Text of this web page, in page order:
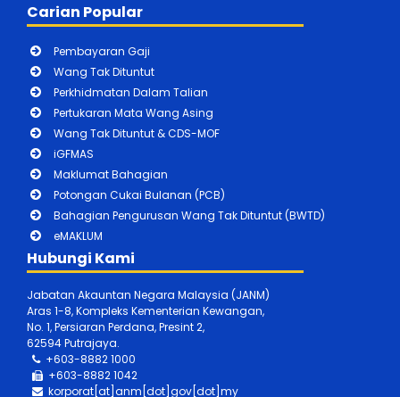
Majlis Penyerahan Nota Serah Tugas
Timbalan Akauntan Negara (Operasi)
Majlis Amanat Akauntan Negara
Malaysia dan Perhimpunan Bulanan
Bagi Bulan September 2025
Hari Inovasi Dan Knowledge
Management 2024
Pelancaran Buku Laporan Tahunan
JANM 2023
Majlis Penyerahan Nota Serah Tugas
Kunjungan Hormat Daripada Pejabat
Akauntan Negara Persekutuan Nigeria
Majlis Sambutan Hari Inovasi & Integriti
Carian Popular
Pembayaran Gaji
Wang Tak Dituntut
Perkhidmatan Dalam Talian
Pertukaran Mata Wang Asing
Wang Tak Dituntut & CDS-MOF
iGFMAS
Maklumat Bahagian
Potongan Cukai Bulanan (PCB)
Bahagian Pengurusan Wang Tak Dituntut (BWTD)
eMAKLUM
Hubungi Kami
Jabatan Akauntan Negara Malaysia (JANM)
Aras 1-8, Kompleks Kementerian Kewangan,
No. 1, Persiaran Perdana, Presint 2,
62594 Putrajaya.
+603-8882 1000
+603-8882 1042
korporat[at]anm[dot]gov[dot]my